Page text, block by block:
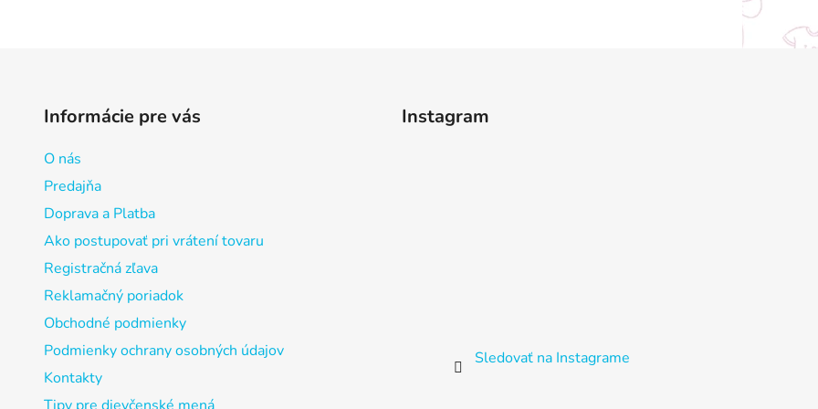
Informácie pre vás
O nás
Predajňa
Doprava a Platba
Ako postupovať pri vrátení tovaru
Registračná zľava
Reklamačný poriadok
Obchodné podmienky
Podmienky ochrany osobných údajov
Kontakty
Instagram
Sledovať na Instagrame